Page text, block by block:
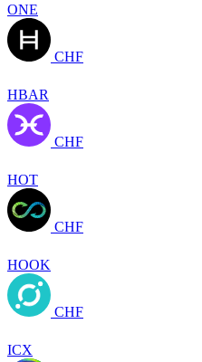
ONE
CHF
HBAR
CHF
HOT
CHF
HOOK
CHF
ICX